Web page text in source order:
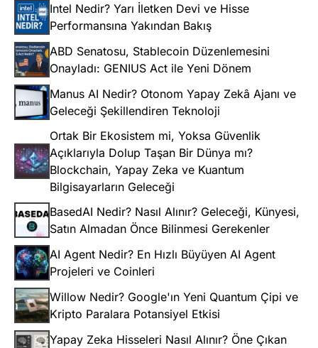
Intel Nedir? Yarı İletken Devi ve Hisse
Performansına Yakından Bakış
ABD Senatosu, Stablecoin Düzenlemesini
Onayladı: GENIUS Act ile Yeni Dönem
Manus AI Nedir? Otonom Yapay Zekâ Ajanı ve
Geleceği Şekillendiren Teknoloji
Ortak Bir Ekosistem mi, Yoksa Güvenlik
Açıklarıyla Dolup Taşan Bir Dünya mı?
Blockchain, Yapay Zeka ve Kuantum
Bilgisayarların Geleceği
BasedAI Nedir? Nasıl Alınır? Geleceği, Künyesi,
Satın Almadan Önce Bilinmesi Gerekenler
AI Agent Nedir? En Hızlı Büyüyen AI Agent
Projeleri ve Coinleri
Willow Nedir? Google'ın Yeni Quantum Çipi ve
Kripto Paralara Potansiyel Etkisi
Yapay Zeka Hisseleri Nasıl Alınır? Öne Çıkan